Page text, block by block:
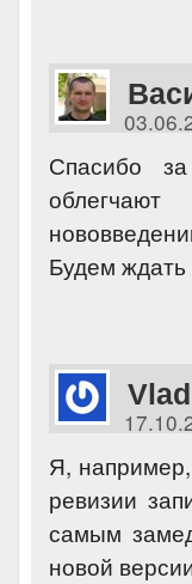
Спасибо
Будем
Я,
ревизии
самым
новой